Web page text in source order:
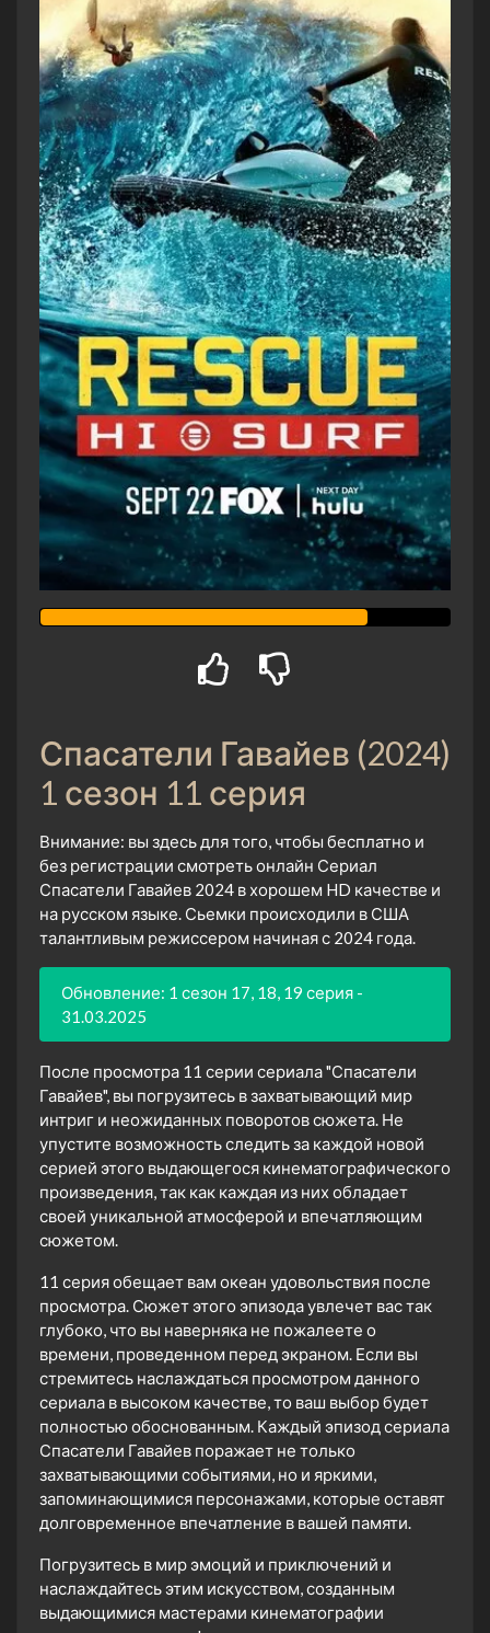
Спасатели Гавайев (2024)
1 сезон 11 серия
Внимание: вы здесь для того, чтобы бесплатно и
без регистрации смотреть онлайн Сериал
Спасатели Гавайев 2024 в хорошем HD качестве и
на русском языке. Сьемки происходили в США
талантливым режиссером начиная с 2024 года.
Обновление: 1 сезон 17, 18, 19 серия -
31.03.2025
После просмотра 11 серии сериала "Спасатели
Гавайев", вы погрузитесь в захватывающий мир
интриг и неожиданных поворотов сюжета. Не
упустите возможность следить за каждой новой
серией этого выдающегося кинематографического
произведения, так как каждая из них обладает
своей уникальной атмосферой и впечатляющим
сюжетом.
11 серия обещает вам океан удовольствия после
просмотра. Сюжет этого эпизода увлечет вас так
глубоко, что вы наверняка не пожалеете о
времени, проведенном перед экраном. Если вы
стремитесь наслаждаться просмотром данного
сериала в высоком качестве, то ваш выбор будет
полностью обоснованным. Каждый эпизод сериала
Спасатели Гавайев поражает не только
захватывающими событиями, но и яркими,
запоминающимися персонажами, которые оставят
долговременное впечатление в вашей памяти.
Погрузитесь в мир эмоций и приключений и
наслаждайтесь этим искусством, созданным
выдающимися мастерами кинематографии